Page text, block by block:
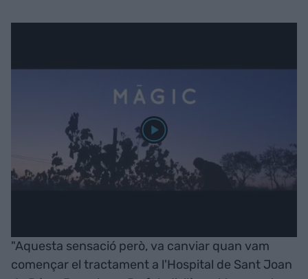
"Aquesta sensació però, va canviar quan vam
començar el tractament a l'Hospital de Sant Joan